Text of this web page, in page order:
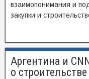
взаимопонимания и
закупки и
Аргентина и
о